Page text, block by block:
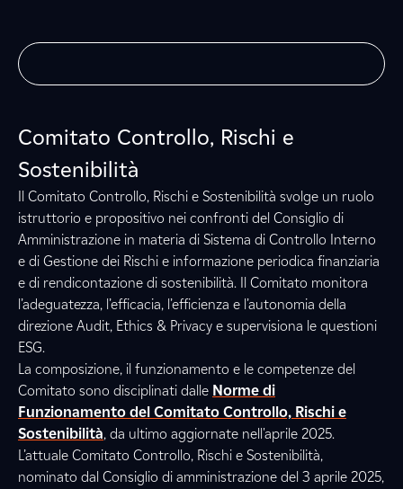
Comitato Controllo, Rischi e
Sostenibilità
Il Comitato Controllo, Rischi e Sostenibilità svolge un ruolo
istruttorio e propositivo nei confronti del Consiglio di
Amministrazione in materia di Sistema di Controllo Interno
e di Gestione dei Rischi e informazione periodica finanziaria
e di rendicontazione di sostenibilità. Il Comitato monitora
l’adeguatezza, l’efficacia, l’efficienza e l’autonomia della
direzione Audit, Ethics & Privacy e supervisiona le questioni
ESG.
La composizione, il funzionamento e le competenze del
Comitato sono disciplinati dalle Norme di
Funzionamento del Comitato Controllo, Rischi e
Sostenibilità, da ultimo aggiornate nell'aprile 2025.
L’attuale Comitato Controllo, Rischi e Sostenibilità,
nominato dal Consiglio di amministrazione del 3 aprile 2025,